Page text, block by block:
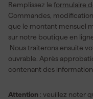
Remplissez le formulaire
Commandes,
que le montant mensuel
sur notre boutique en
Nous traiterons ensuite
ouvrable. Après
contenant des
Attention : veuillez noter